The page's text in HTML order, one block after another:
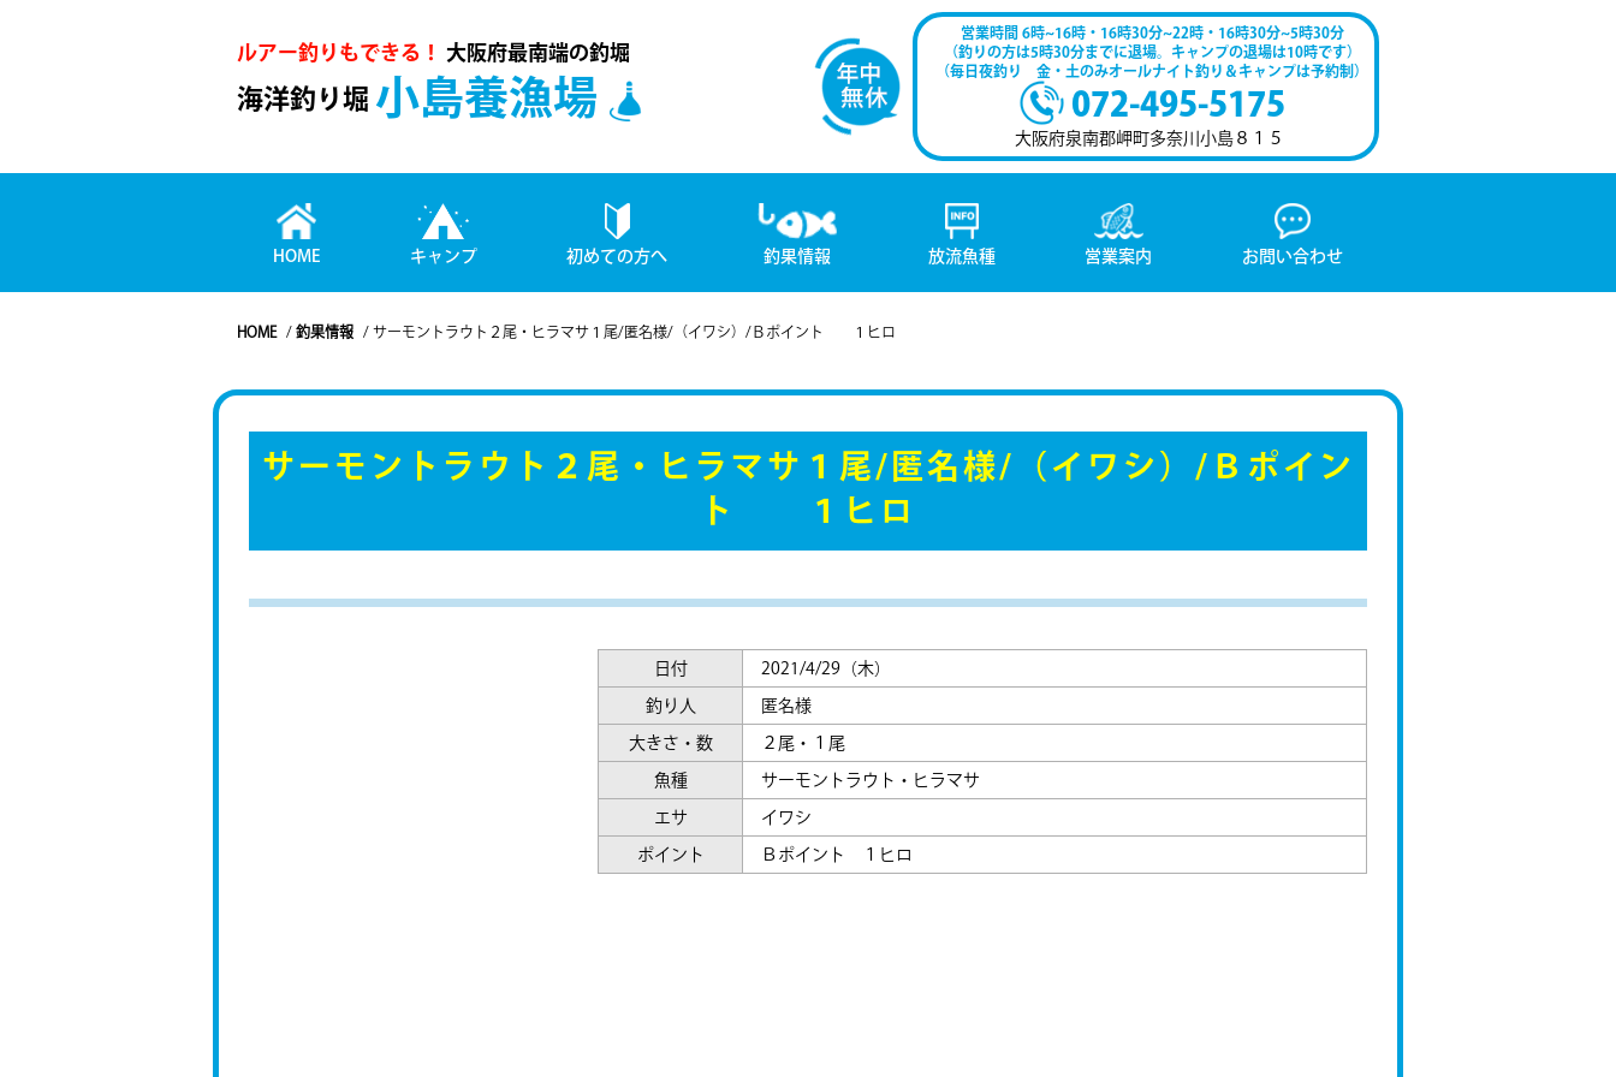
ルアー釣りもできる！ 大阪府最南端の釣堀
海洋釣り堀 小島養漁場
営業時間 6時~16時・16時30分~22時・16時30分~5時30分
（釣りの方は5時30分までに退場。キャンプの退場は10時です）
（毎日夜釣り 金・土のみオールナイト釣り＆キャンプは予約制）
072-495-5175
大阪府泉南郡岬町多奈川小島８１５
HOME キャンプ 初めての方へ 釣果情報 放流魚種 営業案内 お問い合わせ
HOME / 釣果情報 / サーモントラウト２尾・ヒラマサ１尾/匿名様/（イワシ）/Ｂポイント １ヒロ
サーモントラウト２尾・ヒラマサ１尾/匿名様/（イワシ）/Ｂポイン
ト １ヒロ
日付 2021/4/29（木）
釣り人 匿名様
大きさ・数 ２尾・１尾
魚種 サーモントラウト・ヒラマサ
エサ イワシ
ポイント Ｂポイント １ヒロ